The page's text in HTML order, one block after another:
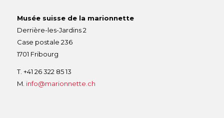
Musée suisse de la marionnette
Derrière-les-Jardins 2
Case postale 236
1701 Fribourg
T. +41 26 322 85 13
M. info@marionnette.ch